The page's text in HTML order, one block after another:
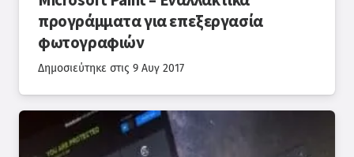
προγράμματα για επεξεργασία
φωτογραφιών
Δημοσιεύτηκε στις 9 Αυγ 2017